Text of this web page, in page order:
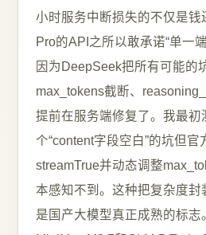
小时服务中断损失的不仅是钱
Pro的API之所以敢承诺“单一
因为DeepSeek把所有可能的
max_tokens截断、
提前在服务端修复了。我最初
个“content字段空白”的坑但官
streamTrue并动态调整
本感知不到。这种把复杂度封
是国产大模型真正成熟的标志